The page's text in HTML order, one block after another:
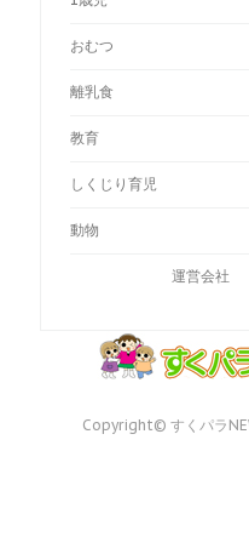
おむつ
離乳食
教育
しくじり育児
動物
運営会社
Copyright© すくパラ